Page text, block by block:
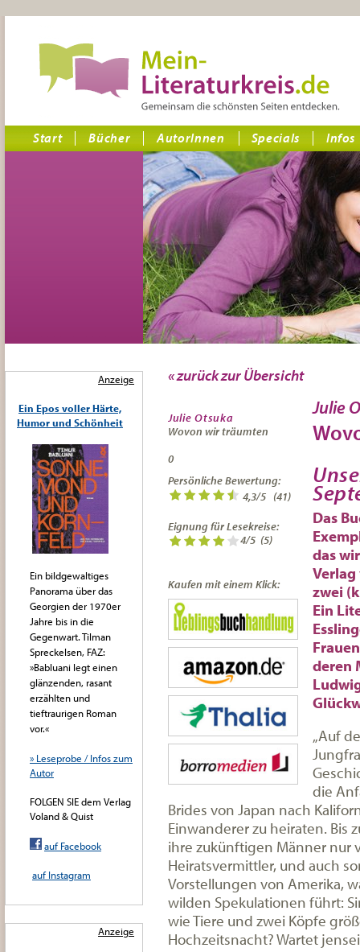
Start Bücher AutorInnen Specials Infos
« zurück zur Übersicht
Julie Otsuka
Wovon wir träumten
0
Persönliche Bewertung:
4,3/5 (41)
Eignung für Lesekreise:
4/5 (5)
Kaufen mit einem Klick:
Julie
Das
das
zwei
Ein
deren
„Auf
die
Brides von Japan nach
Einwanderer zu heiraten. Bis
ihre zukünftigen Männer nur
Heiratsvermittler, und auch
Vorstellungen von Amerika,
wilden Spekulationen führt:
wie Tiere und zwei Köpfe
Hochzeitsnacht? Wartet
Anzeige
Ein Epos voller Härte,
Humor und Schönheit
Ein bildgewaltiges
Panorama über das
Georgien der 1970er
Jahre bis in die
Gegenwart. Tilman
Spreckelsen, FAZ:
»Babluani legt einen
glänzenden, rasant
erzählten und
tieftraurigen Roman
vor.«
» Leseprobe / Infos zum
Autor
FOLGEN SIE dem Verlag
Voland & Quist
auf Facebook
auf Instagram
Anzeige